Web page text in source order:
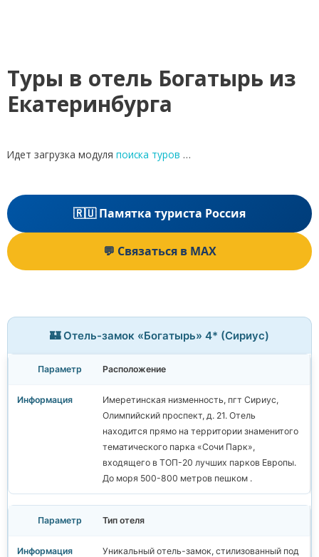
Туры в отель Богатырь из
Екатеринбурга
Идет загрузка модуля поиска туров …
🇷🇺 Памятка туриста Россия
💬 Связаться в MAX
🏰 Отель-замок «Богатырь» 4* (Сириус)
Расположение
Имеретинская низменность, пгт Сириус,
Олимпийский проспект, д. 21. Отель
находится прямо на территории знаменитого
тематического парка «Сочи Парк»,
входящего в ТОП-20 лучших парков Европы.
До моря 500-800 метров пешком .
Тип отеля
Уникальный отель-замок, стилизованный под